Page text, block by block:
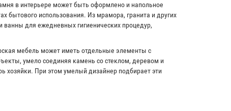
в интерьере может быть оформлено и напольное
бытового использования. Из мрамора, гранита и других
для ежедневных гигиенических процедур,
мебель может иметь отдельные элементы с
умело соединяя камень со стеклом, деревом и
хозяйки. При этом умелый дизайнер подбирает эти